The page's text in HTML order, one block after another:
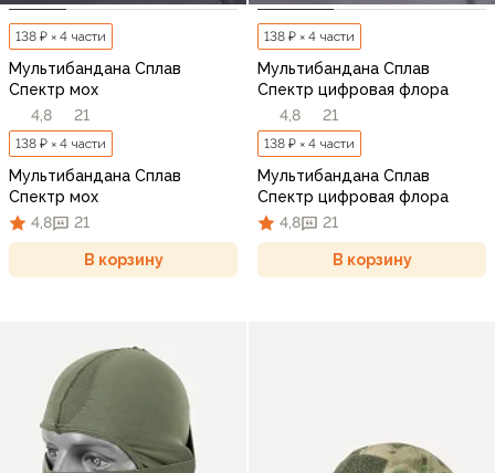
138 ₽ × 4 части
Мультибандана Сплав
Спектр мох
4,8
21
138 ₽ × 4 части
Мультибандана Сплав
Спектр мох
4,8
21
В корзину
138 ₽ × 4 части
Мультибандана Сплав
Спектр цифровая флора
4,8
21
138 ₽ × 4 части
Мультибандана Сплав
Спектр цифровая флора
4,8
21
В корзину